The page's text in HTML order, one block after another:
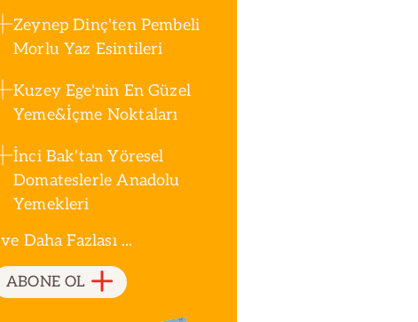
Zeynep Dinç'ten Pembeli
Morlu Yaz Esintileri
Kuzey Ege'nin En Güzel
Yeme&İçme Noktaları
İnci Bak'tan Yöresel
Domateslerle Anadolu
Yemekleri
ve Daha Fazlası ...
ABONE OL